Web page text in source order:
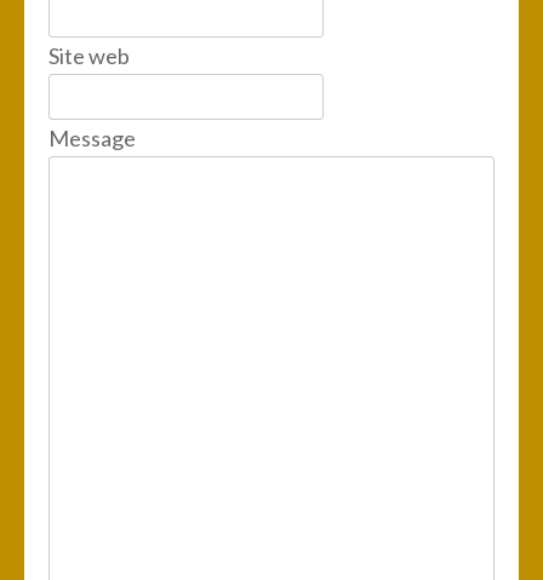
Site web
Message